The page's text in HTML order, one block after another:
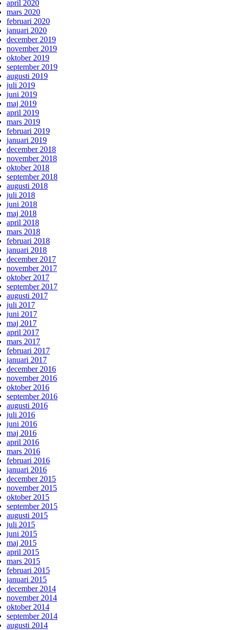
april 2020
mars 2020
februari 2020
januari 2020
december 2019
november 2019
oktober 2019
september 2019
augusti 2019
juli 2019
juni 2019
maj 2019
april 2019
mars 2019
februari 2019
januari 2019
december 2018
november 2018
oktober 2018
september 2018
augusti 2018
juli 2018
juni 2018
maj 2018
april 2018
mars 2018
februari 2018
januari 2018
december 2017
november 2017
oktober 2017
september 2017
augusti 2017
juli 2017
juni 2017
maj 2017
april 2017
mars 2017
februari 2017
januari 2017
december 2016
november 2016
oktober 2016
september 2016
augusti 2016
juli 2016
juni 2016
maj 2016
april 2016
mars 2016
februari 2016
januari 2016
december 2015
november 2015
oktober 2015
september 2015
augusti 2015
juli 2015
juni 2015
maj 2015
april 2015
mars 2015
februari 2015
januari 2015
december 2014
november 2014
oktober 2014
september 2014
augusti 2014